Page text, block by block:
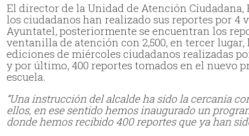
El director de la Unidad de Atención
los ciudadanos han realizado sus reportes por 4
Ayuntatel, posteriormente se encuentran los
ventanilla de atención con 2,500, en tercer
ediciones de miércoles ciudadanos realizadas
y por último, 400 reportes tomados en el nuevo
escuela.
“Una instrucción del alcalde ha sido la cercanía
ellos, en ese sentido hemos inaugurado un
donde hemos recibido 400 reportes que ya han